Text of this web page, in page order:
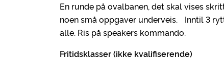
En runde på ovalbanen, det skal vises
noen små oppgaver underveis. Inntil 3
alle. Ris på speakers kommando.
Fritidsklasser (ikke kvalifiserende)